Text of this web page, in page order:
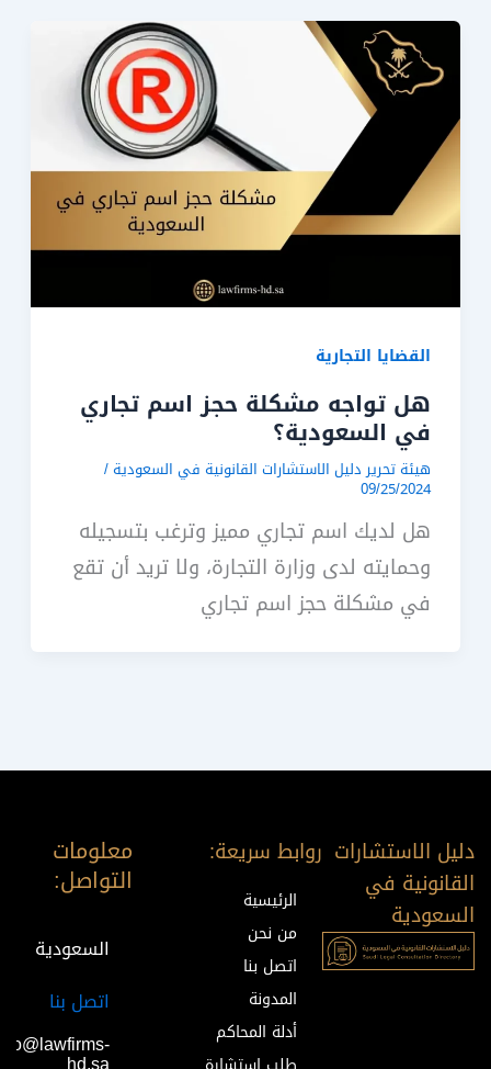
القضايا التجارية
هل تواجه مشكلة حجز اسم تجاري
في السعودية؟
هيئة تحرير دليل الاستشارات القانونية في السعودية /
09/25/2024
هل لديك اسم تجاري مميز وترغب بتسجيله
وحمايته لدى وزارة التجارة، ولا تريد أن تقع
في مشكلة حجز اسم تجاري
دليل الاستشارات
القانونية في
السعودية
روابط سريعة:
الرئيسية
من نحن
اتصل بنا
المدونة
أدلة المحاكم
معلومات
التواصل:
السعودية
اتصل بنا